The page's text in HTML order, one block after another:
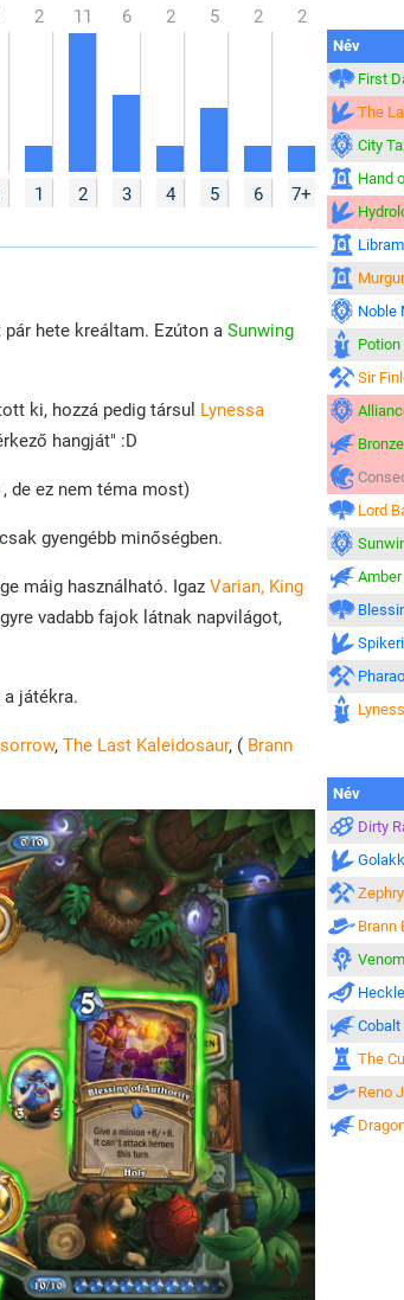
1 2 3 4 5 6 7+
hete kreáltam. Ezúton a Sunwing
ki, hozzá pedig társul Lynessa
hangját" :D
de ez nem téma most)
csak gyengébb minőségben.
máig használható. Igaz Varian, King
vadabb fajok látnak napvilágot,
a játékra.
, The Last Kaleidosaur, ( Brann
Név
First
The
City
Hand
Noble
Sir
Lord
Név
Dirty
Brann
The
Reno